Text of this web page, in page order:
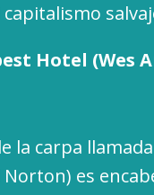
Hotel (Wes
la carpa
es